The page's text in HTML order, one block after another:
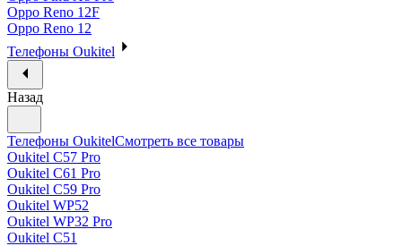
Oppo Reno 12F
Oppo Reno 12
Телефоны Oukitel
Назад
Телефоны OukitelСмотреть все товары
Oukitel C57 Pro
Oukitel C61 Pro
Oukitel C59 Pro
Oukitel WP52
Oukitel WP32 Pro
Oukitel C51